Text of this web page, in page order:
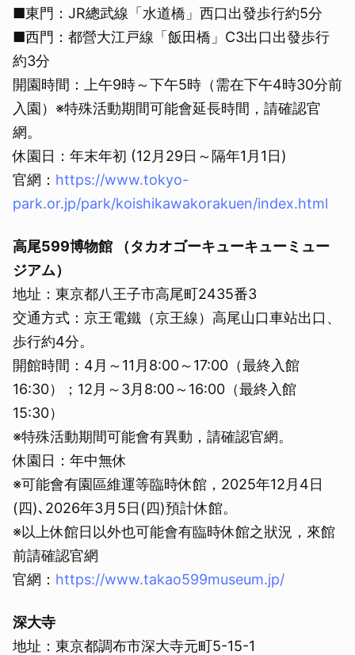
■東門：JR總武線「水道橋」西口出發歩行約5分
■西門：都營大江戸線「飯田橋」C3出口出發歩行
約3分
開園時間：上午9時～下午5時（需在下午4時30分前
入園）※特殊活動期間可能會延長時間，請確認官
網。
休園日：年末年初 (12月29日～隔年1月1日)
官網： https://www.tokyo-
park.or.jp/park/koishikawakorakuen/index.html
高尾599博物館 （タカオゴーキューキューミュー
ジアム）
地址：東京都八王子市高尾町2435番3
交通方式：京王電鐵（京王線）高尾山口車站出口、
歩行約4分。
開館時間：4月～11月8:00～17:00（最終入館
16:30）；12月～3月8:00～16:00（最終入館
15:30）
※特殊活動期間可能會有異動，請確認官網。
休園日：年中無休
※可能會有園區維運等臨時休館，2025年12月4日
(四)､2026年3月5日(四)預計休館。
※以上休館日以外也可能會有臨時休館之狀況，來館
前請確認官網
官網： https://www.takao599museum.jp/
深大寺
地址：東京都調布市深大寺元町5-15-1